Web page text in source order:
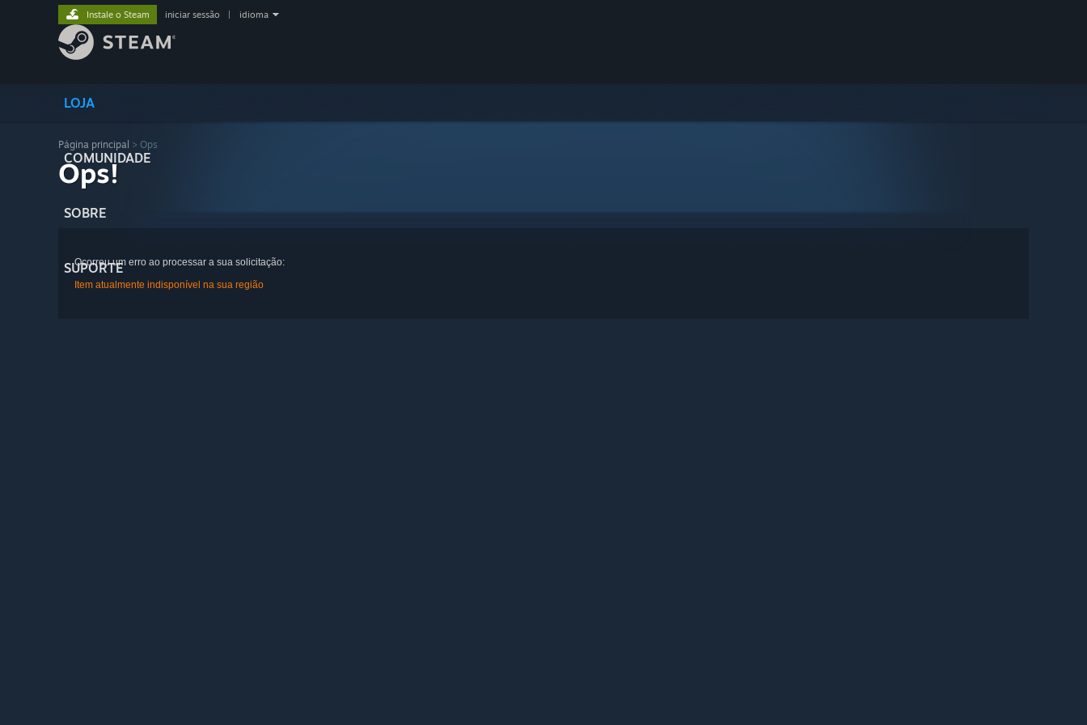
LOJA
COMUNIDADE
SOBRE
SUPORTE
Instale o Steam iniciar sessão idioma
Página principal > Ops
Ops!
Ocorreu um erro ao processar a sua solicitação:
Item atualmente indisponível na sua região